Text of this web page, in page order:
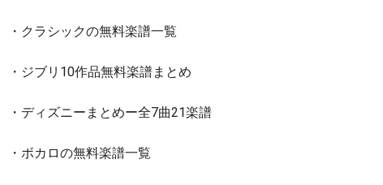
・クラシックの無料楽譜一覧
・ジブリ10作品無料楽譜まとめ
・ディズニーまとめー全7曲21楽譜
・ボカロの無料楽譜一覧